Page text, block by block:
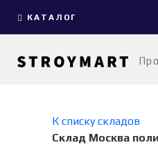
КАТАЛОГ
К списку складов
Склад Москва